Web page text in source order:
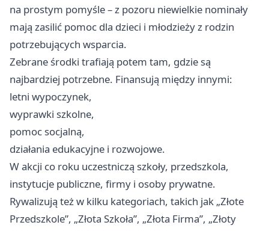
na prostym pomyśle – z pozoru niewielkie nominały
mają zasilić pomoc dla dzieci i młodzieży z rodzin
potrzebujących wsparcia.
Zebrane środki trafiają potem tam, gdzie są
najbardziej potrzebne. Finansują między innymi:
letni wypoczynek,
wyprawki szkolne,
pomoc socjalną,
działania edukacyjne i rozwojowe.
W akcji co roku uczestniczą szkoły, przedszkola,
instytucje publiczne, firmy i osoby prywatne.
Rywalizują też w kilku kategoriach, takich jak „Złote
Przedszkole”, „Złota Szkoła”, „Złota Firma”, „Złoty